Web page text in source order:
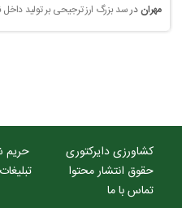
مهراندرسد بزرگ ارز ترجیحی بر تولید داخل
کشاورزی دایرکتوری
حریم
حقوق انتشار محتوا
تبلیغات
تماس با ما